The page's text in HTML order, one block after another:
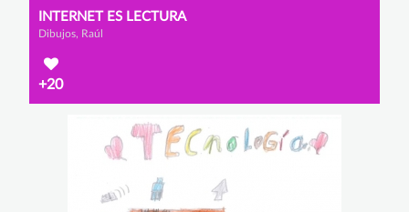
INTERNET ES LECTURA
Dibujos, Raúl
+20